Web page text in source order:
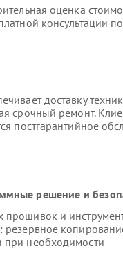
оценка
консультации
доставку
срочный ремонт.
постгарантийное
решение и
и
при необходимости